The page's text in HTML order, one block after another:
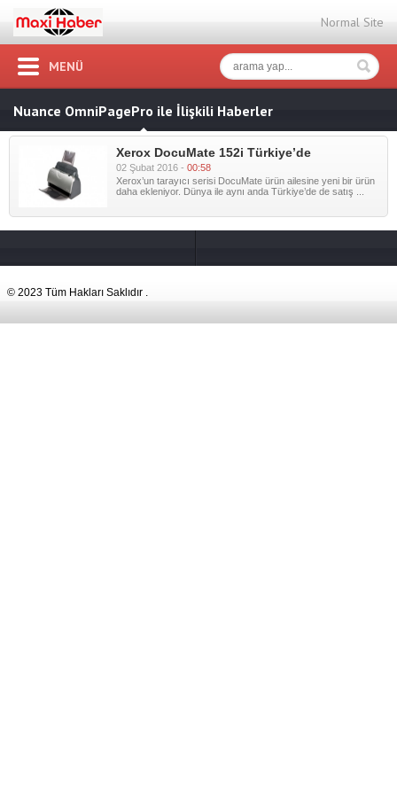
Normal Site
MENÜ
Nuance OmniPagePro ile İlişkili Haberler
Xerox DocuMate 152i Türkiye’de
02 Şubat 2016 - 00:58
Xerox’un tarayıcı serisi DocuMate ürün ailesine yeni bir ürün
daha ekleniyor. Dünya ile aynı anda Türkiye’de de satış ...
© 2023 Tüm Hakları Saklıdır .